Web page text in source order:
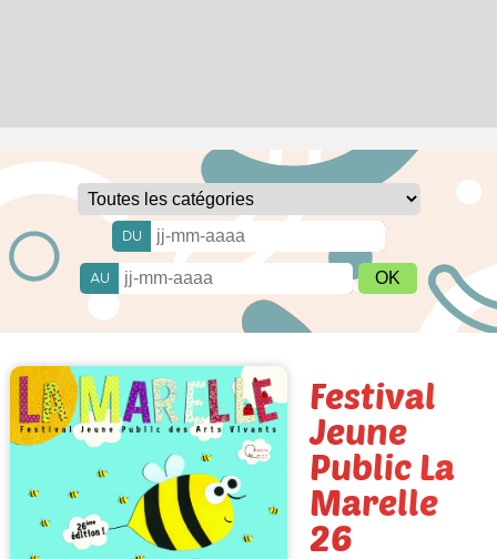
DU
AU
Festival
Jeune
Public La
Marelle
26